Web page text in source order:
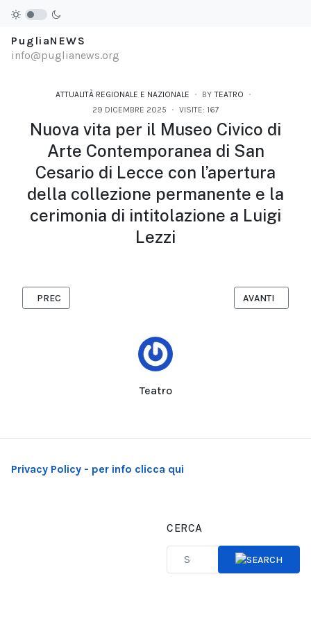
PugliaNEWS
info@puglianews.org
ATTUALITÀ REGIONALE E NAZIONALE BY TEATRO
29 DICEMBRE 2025
VISITE: 167
Nuova vita per il Museo Civico di
Arte Contemporanea di San
Cesario di Lecce con l’apertura
della collezione permanente e la
cerimonia di intitolazione a Luigi
Lezzi
Teatro
ARTICOLO PRECEDENTE: MEDICINA E IMPEGNO: IL BECKET
PREC ARTICOLO
AVANTI
Privacy Policy - per info clicca qui
CERCA